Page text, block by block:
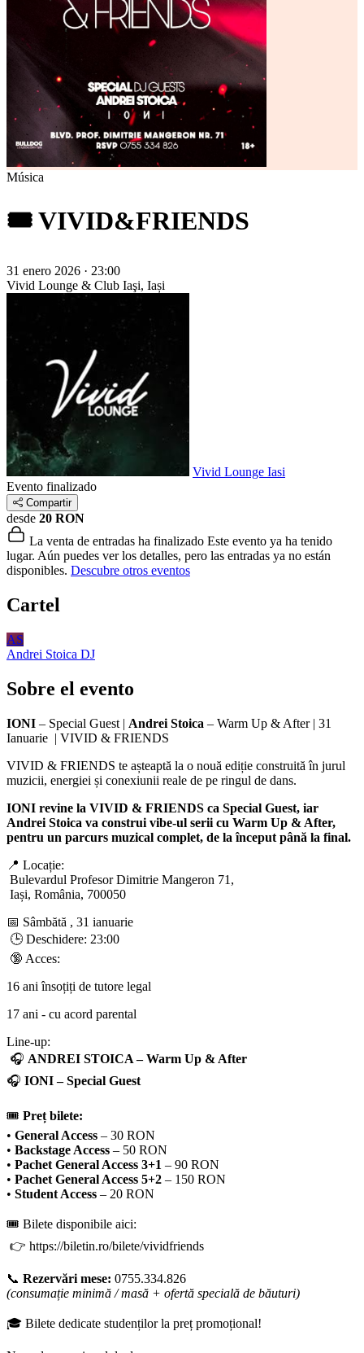
Música
🎟️ VIVID&FRIENDS
31 enero 2026 · 23:00
Vivid Lounge & Club Iaşi, Iași
Vivid Lounge Iasi
Evento finalizado
Compartir
desde 20 RON
La venta de entradas ha finalizado Este evento ya ha tenido
lugar. Aún puedes ver los detalles, pero las entradas ya no están
disponibles. Descubre otros eventos
Cartel
AS
Andrei Stoica DJ
Sobre el evento
IONI – Special Guest | Andrei Stoica – Warm Up & After | 31
Ianuarie | VIVID & FRIENDS
VIVID & FRIENDS te așteaptă la o nouă ediție construită în jurul
muzicii, energiei și conexiunii reale de pe ringul de dans.
IONI revine la VIVID & FRIENDS ca Special Guest, iar
Andrei Stoica va construi vibe-ul serii cu Warm Up & After,
pentru un parcurs muzical complet, de la început până la final.
📍 Locație:
Bulevardul Profesor Dimitrie Mangeron 71,
Iași, România, 700050
📅 Sâmbătă , 31 ianuarie
🕒 Deschidere: 23:00
🔞 Acces:
16 ani însoțiți de tutore legal
17 ani - cu acord parental
Line-up:
🎧 ANDREI STOICA – Warm Up & After
🎧 IONI – Special Guest
🎟️ Preț bilete:
• General Access – 30 RON
• Backstage Access – 50 RON
• Pachet General Access 3+1 – 90 RON
• Pachet General Access 5+2 – 150 RON
• Student Access – 20 RON
🎟️ Bilete disponibile aici:
👉 https://biletin.ro/bilete/vividfriends
📞 Rezervări mese: 0755.334.826
(consumație minimă / masă + ofertă specială de băuturi)
🎓 Bilete dedicate studenților la preț promoțional!